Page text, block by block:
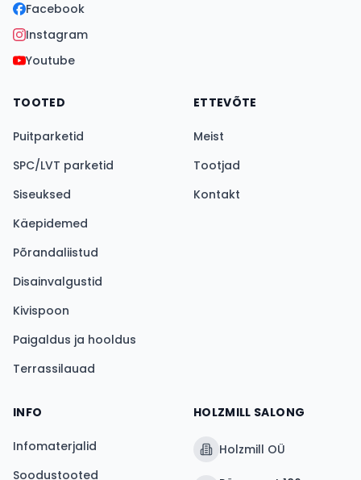
Facebook
Instagram
Youtube
TOOTED
Puitparketid
SPC/LVT parketid
Siseuksed
Käepidemed
Põrandaliistud
Disainvalgustid
Kivispoon
Paigaldus ja hooldus
Terrassilauad
ETTEVÕTE
Meist
Tootjad
Kontakt
INFO
Infomaterjalid
Soodustooted
HOLZMILL SALONG
Holzmill OÜ